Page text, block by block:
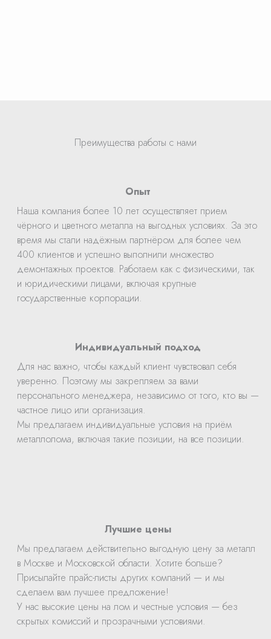
Преимущества работы с нами
Опыт
Наша компания более 10 лет осуществляет прием
чёрного и цветного металла на выгодных условиях. За это
время мы стали надёжным партнёром для более чем
400 клиентов и успешно выполнили множество
демонтажных проектов. Работаем как с физическими, так
и юридическими лицами, включая крупные
государственные корпорации.
Индивидуальный подход
Для нас важно, чтобы каждый клиент чувствовал себя
уверенно. Поэтому мы закрепляем за вами
персонального менеджера, независимо от того, кто вы —
частное лицо или организация.
Мы предлагаем индивидуальные условия на приём
металлолома, включая такие позиции, на все позиции.
Лучшие цены
Мы предлагаем действительно выгодную цену за металл
в Москве и Московской области. Хотите больше?
Присылайте прайс-листы других компаний — и мы
сделаем вам лучшее предложение!
У нас высокие цены на лом и честные условия — без
скрытых комиссий и прозрачными условиями.